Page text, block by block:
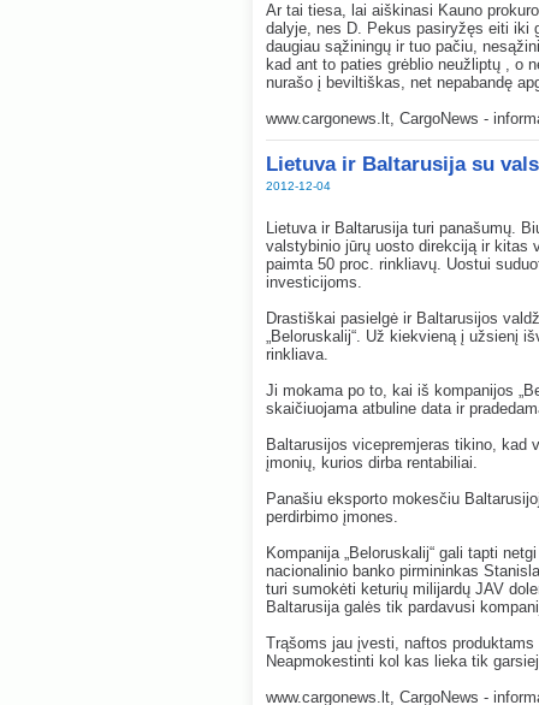
Ar tai tiesa, lai aiškinasi Kauno
dalyje, nes D. Pekus pasiryžęs eiti iki
daugiau sąžiningų ir tuo pačiu,
kad ant to paties grėblio neužliptų , o
nurašo į beviltiškas, net nepabandę
www.cargonews.lt, CargoNews -
Lietuva ir Baltarusija su
2012-12-04
Lietuva ir Baltarusija turi panašumų.
valstybinio jūrų uosto direkciją ir kitas
paimta 50 proc. rinkliavų. Uostui
investicijoms.
Drastiškai pasielgė ir Baltarusijos
„Beloruskalij“. Už kiekvieną į užsienį
rinkliava.
Ji mokama po to, kai iš kompanijos
skaičiuojama atbuline data ir
Baltarusijos vicepremjeras tikino, kad
įmonių, kurios dirba rentabiliai.
Panašiu eksporto mokesčiu
perdirbimo įmones.
Kompanija „Beloruskalij“ gali tapti
nacionalinio banko pirmininkas
turi sumokėti keturių milijardų JAV
Baltarusija galės tik pardavusi
Trąšoms jau įvesti, naftos
Neapmokestinti kol kas lieka tik
www.cargonews.lt, CargoNews -